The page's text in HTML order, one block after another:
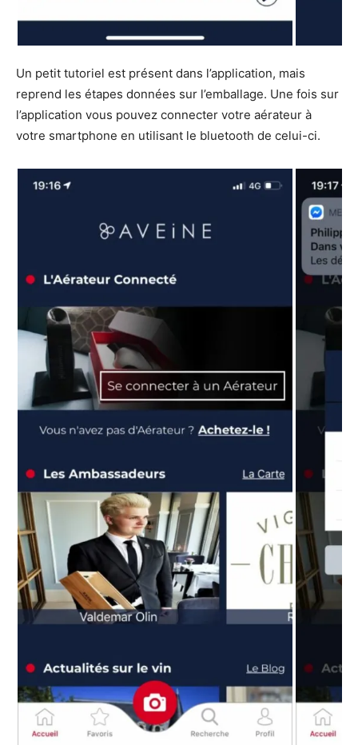
Un petit tutoriel est présent dans l’application, mais
reprend les étapes données sur l’emballage. Une fois sur
l’application vous pouvez connecter votre aérateur à
votre smartphone en utilisant le bluetooth de celui-ci.